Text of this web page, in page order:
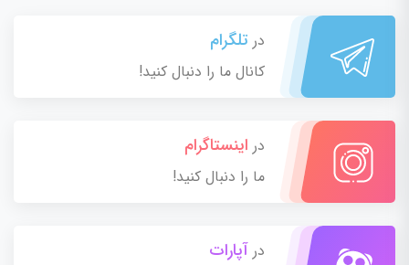
در تلگرام
کانال ما را دنبال کنید!
در اینستاگرام
ما را دنبال کنید!
در آپارات